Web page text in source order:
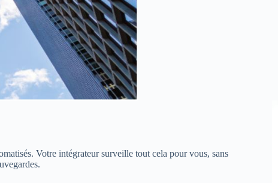
Votre intégrateur surveille tout cela pour vous, sans